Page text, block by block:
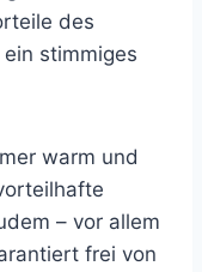
des
stimmiges
warm und
– vor allem
frei von